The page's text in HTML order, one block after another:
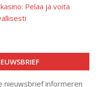
Pelaa ja voita
nieuwsbrief informeren